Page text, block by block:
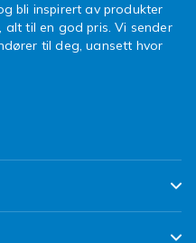
å høre på, det
har problemer med
oppdatert og
å være
alle slags radioer.
for de søvnige,
fra mobilen.
König Retroradio,
Philips-radio.
bli inspirert av produkter
alt til en god pris. Vi sender
til deg, uansett hvor